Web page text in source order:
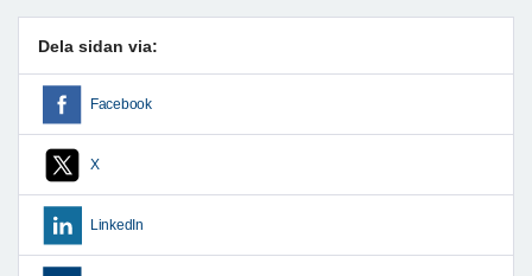
Dela sidan via:
Facebook
X
LinkedIn